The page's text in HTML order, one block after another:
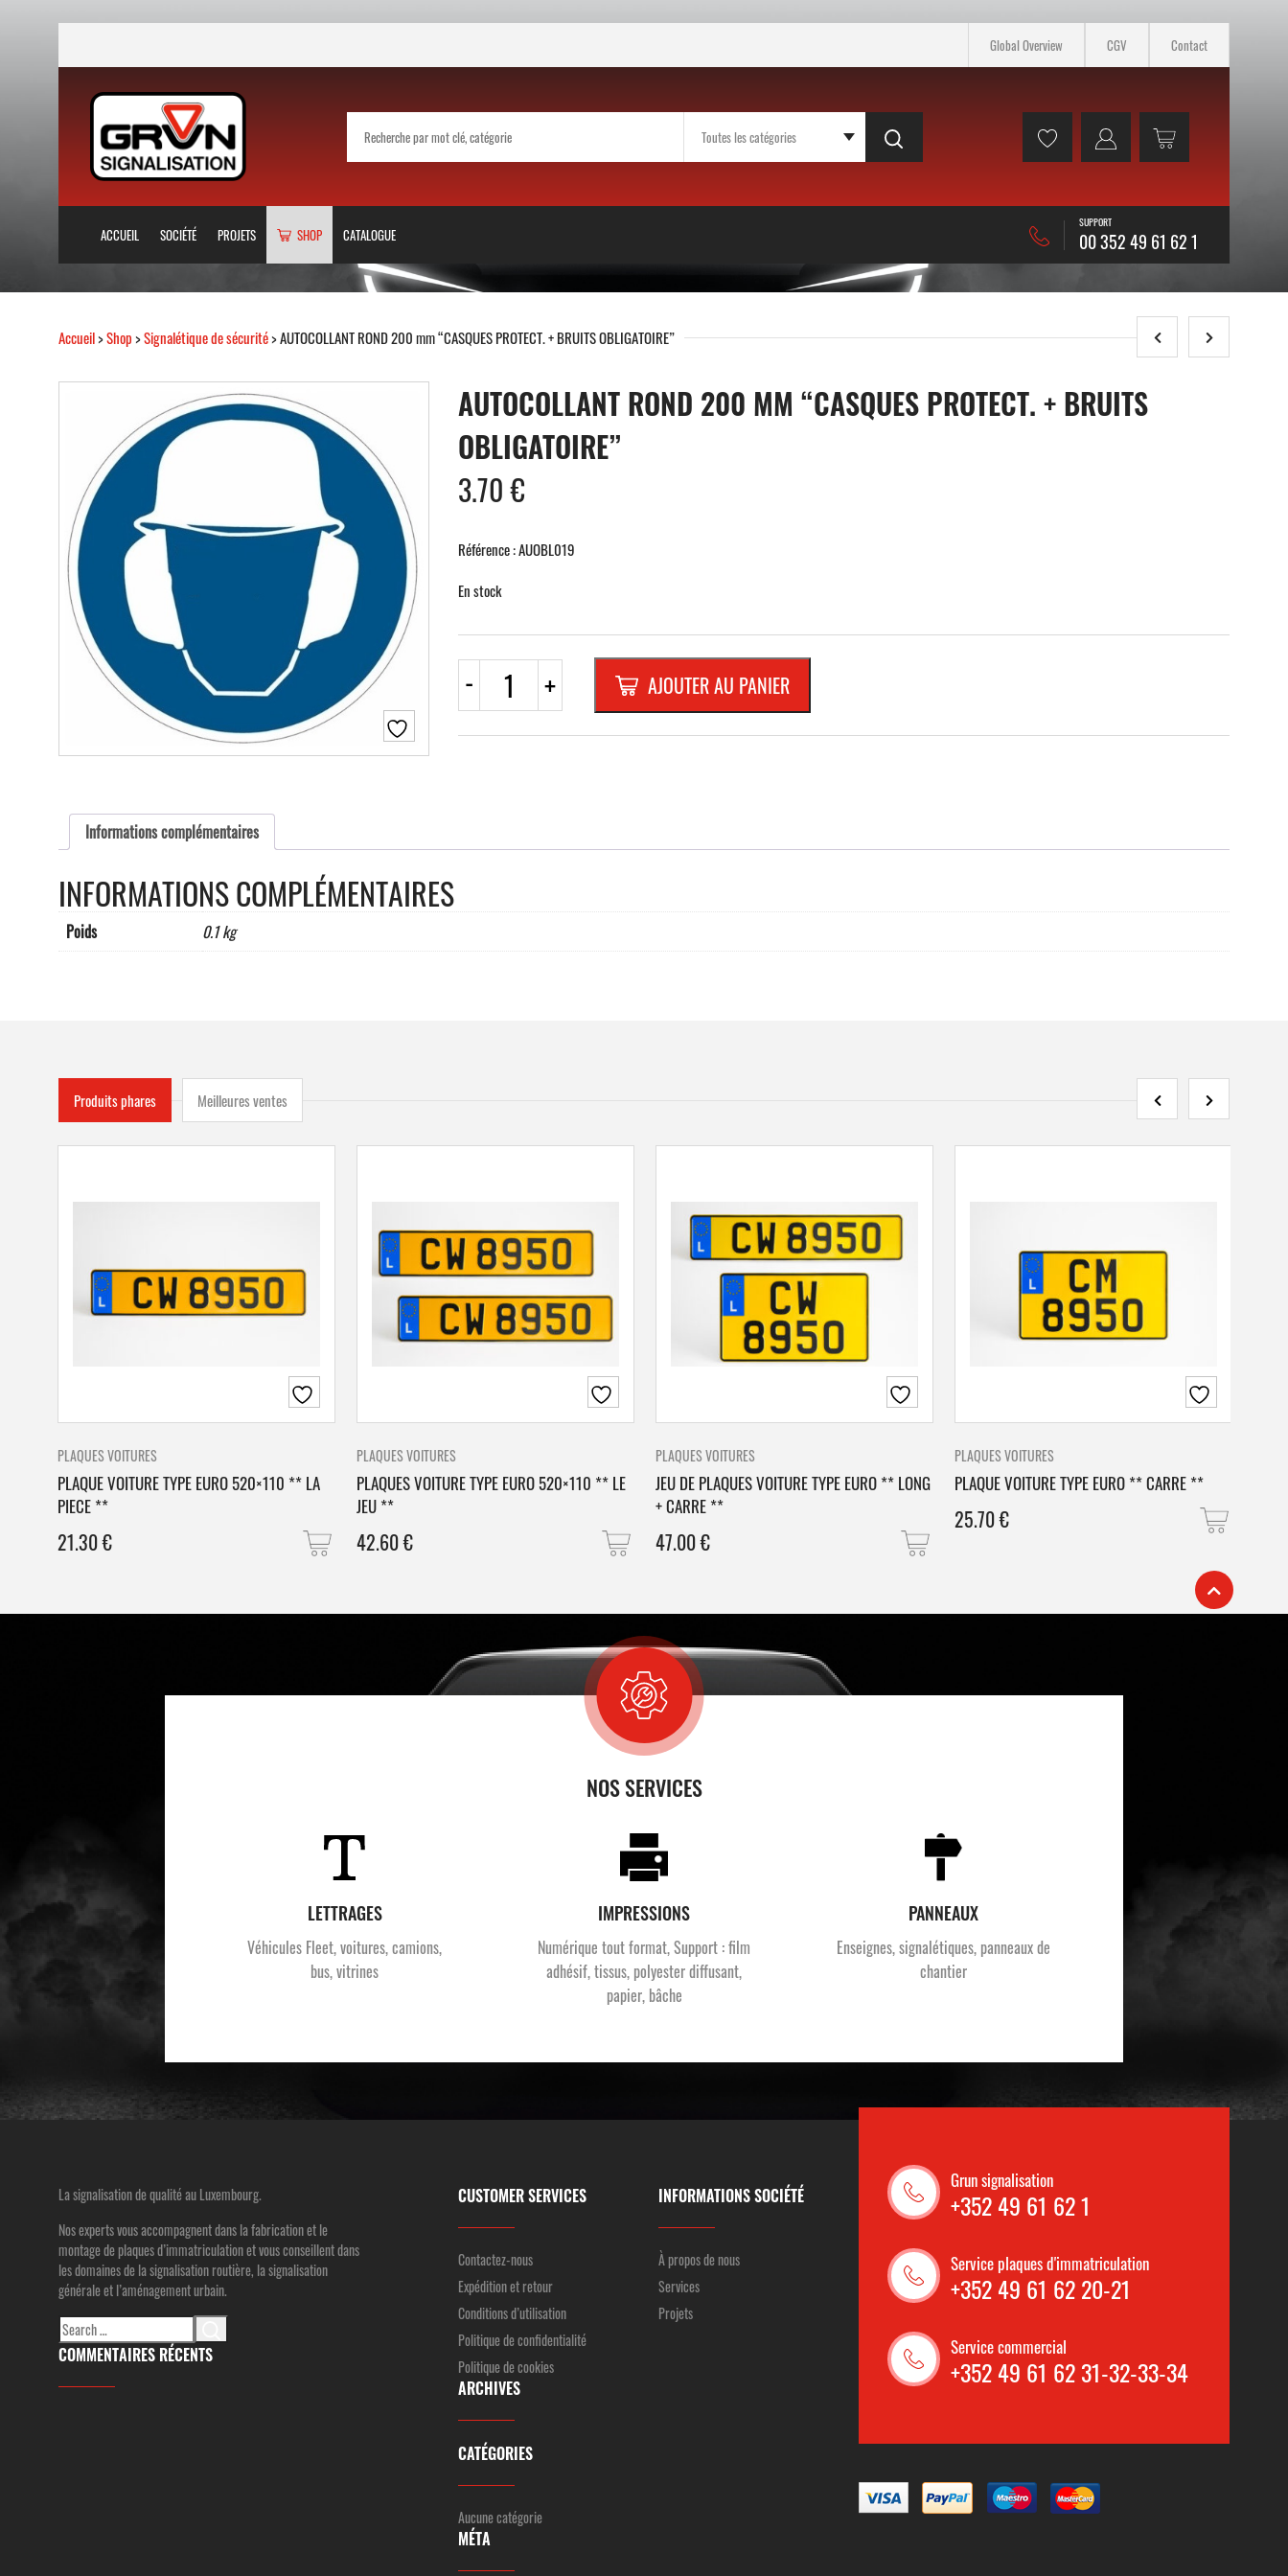
Global Overview CGV Contact
ACCUEIL SOCIÉTÉ PROJETS SHOP CATALOGUE
SUPPORT
00 352 49 61 62 1
Accueil>Shop>Signalétique de sécurité> AUTOCOLLANT ROND 200 mm “CASQUES PROTECT. + BRUITS OBLIGATOIRE”
AUTOCOLLANT ROND 200 MM “CASQUES PROTECT. + BRUITS
OBLIGATOIRE”
3.70€
Référence : AUOBL019
En stock
- quantité
AUTOCOLLANT
+ AJOUTER AU PANIER
Informations complémentaires
INFORMATIONS COMPLÉMENTAIRES
Poids 0.1 kg
Produits phares Meilleures ventes
PLAQUES VOITURES
PLAQUE VOITURE TYPE EURO 520×110 ** LA
PIECE **
21.30€
PLAQUES VOITURES
PLAQUES VOITURE TYPE EURO 520×110 ** LE
JEU **
42.60€
PLAQUES VOITURES
JEU DE PLAQUES VOITURE TYPE EURO ** LONG
+ CARRE **
47.00€
PLAQUES VOITURES
PLAQUE VOITURE TYPE EURO ** CARRE **
25.70€
NOS SERVICES
LETTRAGES
Véhicules Fleet, voitures, camions,
bus, vitrines
IMPRESSIONS
Numérique tout format, Support : film
adhésif, tissus, polyester diffusant,
papier, bâche
PANNEAUX
Enseignes, signalétiques, panneaux de
chantier
La signalisation de qualité au Luxembourg.
Nos experts vous accompagnent dans la fabrication et le
montage de plaques d’immatriculation et vous conseillent dans
les domaines de la signalisation routière, la signalisation
générale et l’aménagement urbain.
Search
for:
COMMENTAIRES RÉCENTS
CUSTOMER SERVICES
Contactez-nous
Expédition et retour
Conditions d’utilisation
Politique de confidentialité
Politique de cookies
ARCHIVES
CATÉGORIES
Aucune catégorie
MÉTA
INFORMATIONS SOCIÉTÉ
À propos de nous
Services
Projets
Grun signalisation
+352 49 61 62 1
Service plaques d'immatriculation
+352 49 61 62 20-21
Service commercial
+352 49 61 62 31-32-33-34